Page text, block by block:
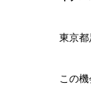
東京都
この